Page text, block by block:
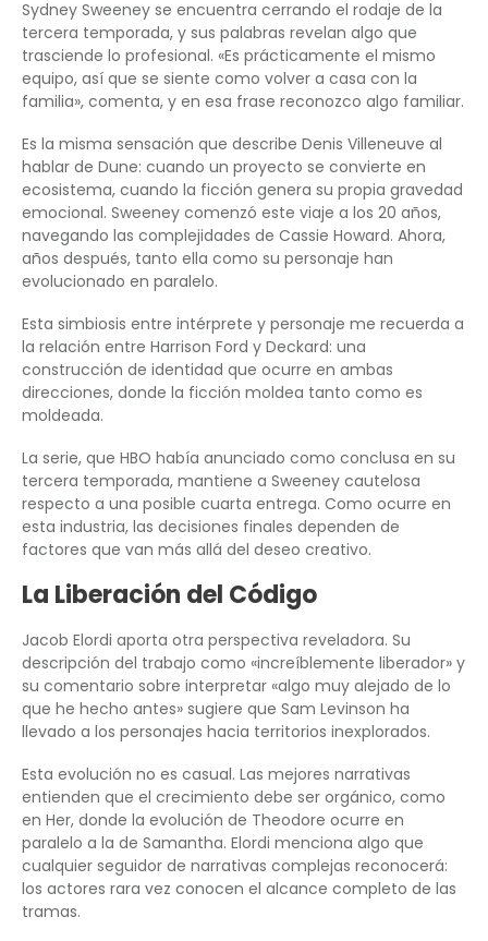
Sydney Sweeney se encuentra cerrando el rodaje de la
tercera temporada, y sus palabras revelan algo que
trasciende lo profesional. «Es prácticamente el mismo
equipo, así que se siente como volver a casa con la
familia», comenta, y en esa frase reconozco algo familiar.
Es la misma sensación que describe Denis Villeneuve al
hablar de Dune: cuando un proyecto se convierte en
ecosistema, cuando la ficción genera su propia gravedad
emocional. Sweeney comenzó este viaje a los 20 años,
navegando las complejidades de Cassie Howard. Ahora,
años después, tanto ella como su personaje han
evolucionado en paralelo.
Esta simbiosis entre intérprete y personaje me recuerda a
la relación entre Harrison Ford y Deckard: una
construcción de identidad que ocurre en ambas
direcciones, donde la ficción moldea tanto como es
moldeada.
La serie, que HBO había anunciado como conclusa en su
tercera temporada, mantiene a Sweeney cautelosa
respecto a una posible cuarta entrega. Como ocurre en
esta industria, las decisiones finales dependen de
factores que van más allá del deseo creativo.
La Liberación del Código
Jacob Elordi aporta otra perspectiva reveladora. Su
descripción del trabajo como «increíblemente liberador» y
su comentario sobre interpretar «algo muy alejado de lo
que he hecho antes» sugiere que Sam Levinson ha
llevado a los personajes hacia territorios inexplorados.
Esta evolución no es casual. Las mejores narrativas
entienden que el crecimiento debe ser orgánico, como
en Her, donde la evolución de Theodore ocurre en
paralelo a la de Samantha. Elordi menciona algo que
cualquier seguidor de narrativas complejas reconocerá:
los actores rara vez conocen el alcance completo de las
tramas.